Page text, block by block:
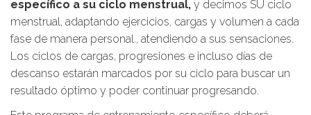
específico a su ciclo menstrual, y decimos SU ciclo
menstrual, adaptando ejercicios, cargas y volumen a cada
fase de manera personal., atendiendo a sus sensaciones.
Los ciclos de cargas, progresiones e incluso días de
descanso estarán marcados por su ciclo para buscar un
resultado óptimo y poder continuar progresando.